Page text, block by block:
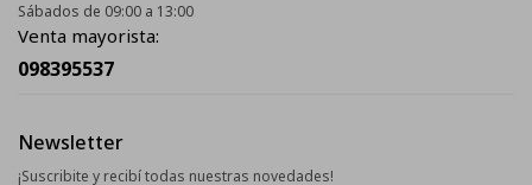
Sábados de 09:00 a 13:00
Venta mayorista:
098395537
Newsletter
¡Suscribite y recibí todas nuestras novedades!